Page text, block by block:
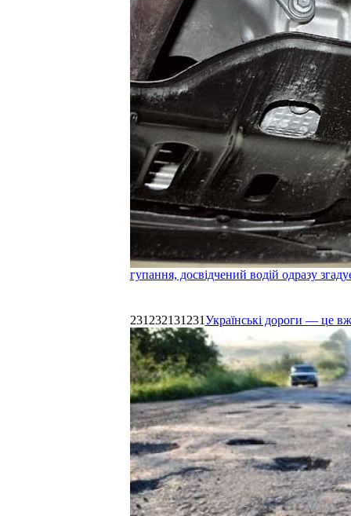
гупання, досвідчений водій одразу
231232131231Українські дороги — це